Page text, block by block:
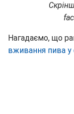
Нагадаємо, що
вживання пива у